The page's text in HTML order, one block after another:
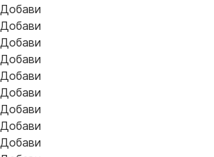
Добави
Добави
Добави
Добави
Добави
Добави
Добави
Добави
Добави